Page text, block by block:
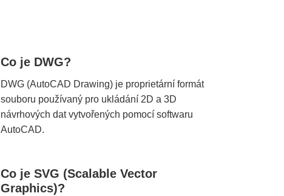
Co je DWG?
DWG (AutoCAD Drawing) je proprietární formát
souboru používaný pro ukládání 2D a 3D
návrhových dat vytvořených pomocí softwaru
AutoCAD.
Co je SVG (Scalable Vector
Graphics)?